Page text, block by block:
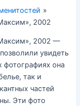
2002
2002 —
увидеть
фотографиях она
так и
частей
Эти фото